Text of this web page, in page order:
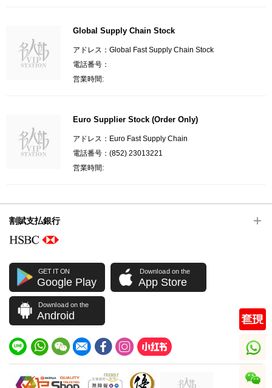
Global Supply Chain Stock
アドレス：Global Fast Supply Chain Stock
電話番号：
営業時間:
Euro Supplier Stock (Order Only)
アドレス：Euro Fast Supply Chain
電話番号：(852) 23013221
営業時間:
割賦支払銀行
GET IT ON
Google Play
Download on the
App Store
Download on the
Android
whatsapp